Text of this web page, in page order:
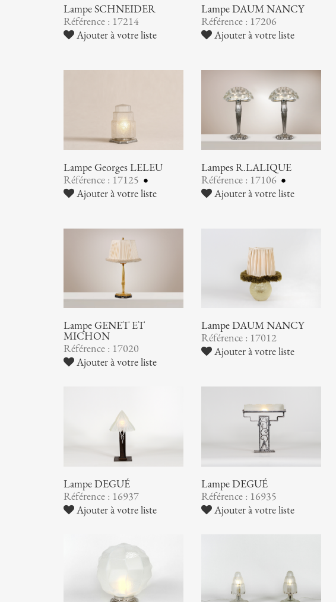
Lampe SCHNEIDER
Référence : 17214
Ajouter à votre liste
Lampe DAUM NANCY
Référence : 17206
Ajouter à votre liste
Lampe Georges LELEU
Référence : 17125
Ajouter à votre liste
Lampes R.LALIQUE
Référence : 17106
Ajouter à votre liste
Lampe GENET ET
MICHON
Référence : 17020
Ajouter à votre liste
Lampe DAUM NANCY
Référence : 17012
Ajouter à votre liste
Lampe DEGUÉ
Référence : 16937
Ajouter à votre liste
Lampe DEGUÉ
Référence : 16935
Ajouter à votre liste